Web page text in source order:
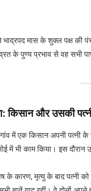
भाद्रपद मास के शुक्ल पक्ष की
के पुण्य प्रभाव से वह सभी
किसान और उसकी
में एक किसान अपनी पत्नी के
में भी काम किया। इस
के कारण, मृत्यु के बाद पत्नी